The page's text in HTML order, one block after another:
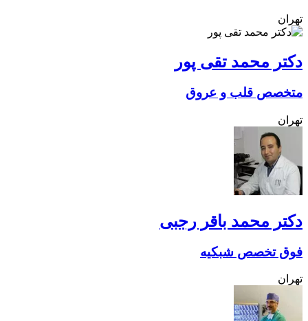
تهران
دکتر محمد تقی پور
متخصص قلب و عروق
تهران
دکتر محمد باقر رجبی
فوق تخصص شبکیه
تهران